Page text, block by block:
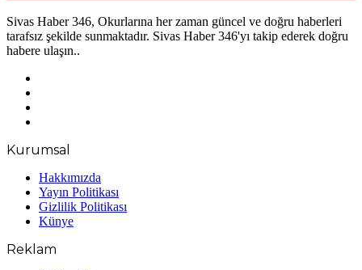
Sivas Haber 346, Okurlarına her zaman güncel ve doğru haberleri
tarafsız şekilde sunmaktadır. Sivas Haber 346'yı takip ederek doğru
habere ulaşın..
Kurumsal
Hakkımızda
Yayın Politikası
Gizlilik Politikası
Künye
Reklam